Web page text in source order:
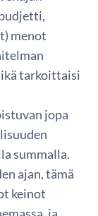
menot
tarkoittaisi
jopa
summalla.
ajan, tämä
keinot
ja